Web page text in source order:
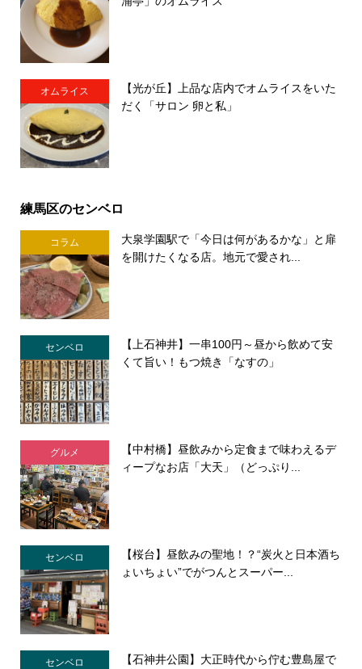
オムライス
【光が丘】上品な店内でオムライスをいた
だく「サロン 卵と私」
練馬区のセンベロ
コラム
大泉学園駅で「今日は何があるかな」と扉
を開けたくなる店。地元で愛され...
センベロ
【上石神井】一串100円～昼から飲めて安
くて旨い！もつ焼き「なすの」
グルメ
【中村橋】昼飲みから定食まで味わえるデ
ィープなお店「大天」（どっぷり...
センベロ
【桜台】昼飲みの聖地！？“炭火と日本酒ち
ょいちょい”でがつんとスーパー...
センベロ
【石神井公園】大正時代から佇む豊島屋で